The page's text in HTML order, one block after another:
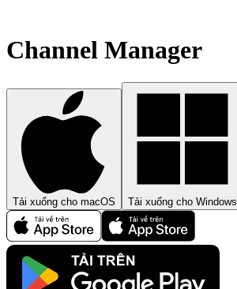
Channel Manager
Tải xuống cho macOS Tải xuống cho Windows